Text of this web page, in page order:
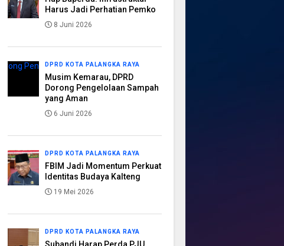
Harus Jadi Perhatian Pemko
8 Juni 2026
DPRD KOTA PALANGKA RAYA
Musim Kemarau, DPRD
Dorong Pengelolaan Sampah
yang Aman
6 Juni 2026
DPRD KOTA PALANGKA RAYA
FBIM Jadi Momentum Perkuat
Identitas Budaya Kalteng
19 Mei 2026
DPRD KOTA PALANGKA RAYA